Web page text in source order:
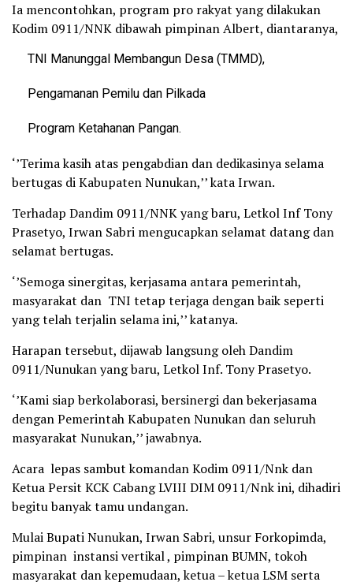
Ia mencontohkan, program pro rakyat yang dilakukan
Kodim 0911/NNK dibawah pimpinan Albert, diantaranya,
TNI Manunggal Membangun Desa (TMMD),
Pengamanan Pemilu dan Pilkada
Program Ketahanan Pangan.
‘’Terima kasih atas pengabdian dan dedikasinya selama
bertugas di Kabupaten Nunukan,’’ kata Irwan.
Terhadap Dandim 0911/NNK yang baru, Letkol Inf Tony
Prasetyo, Irwan Sabri mengucapkan selamat datang dan
selamat bertugas.
‘’Semoga sinergitas, kerjasama antara pemerintah,
masyarakat dan TNI tetap terjaga dengan baik seperti
yang telah terjalin selama ini,’’ katanya.
Harapan tersebut, dijawab langsung oleh Dandim
0911/Nunukan yang baru, Letkol Inf. Tony Prasetyo.
‘’Kami siap berkolaborasi, bersinergi dan bekerjasama
dengan Pemerintah Kabupaten Nunukan dan seluruh
masyarakat Nunukan,’’ jawabnya.
Acara lepas sambut komandan Kodim 0911/Nnk dan
Ketua Persit KCK Cabang LVIII DIM 0911/Nnk ini, dihadiri
begitu banyak tamu undangan.
Mulai Bupati Nunukan, Irwan Sabri, unsur Forkopimda,
pimpinan instansi vertikal , pimpinan BUMN, tokoh
masyarakat dan kepemudaan, ketua – ketua LSM serta